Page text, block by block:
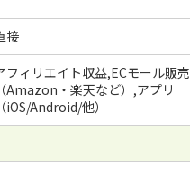
接
フィリエイト収益,ECモール販売
（Amazon・楽天など）,アプリ
（iOS/Android/他）